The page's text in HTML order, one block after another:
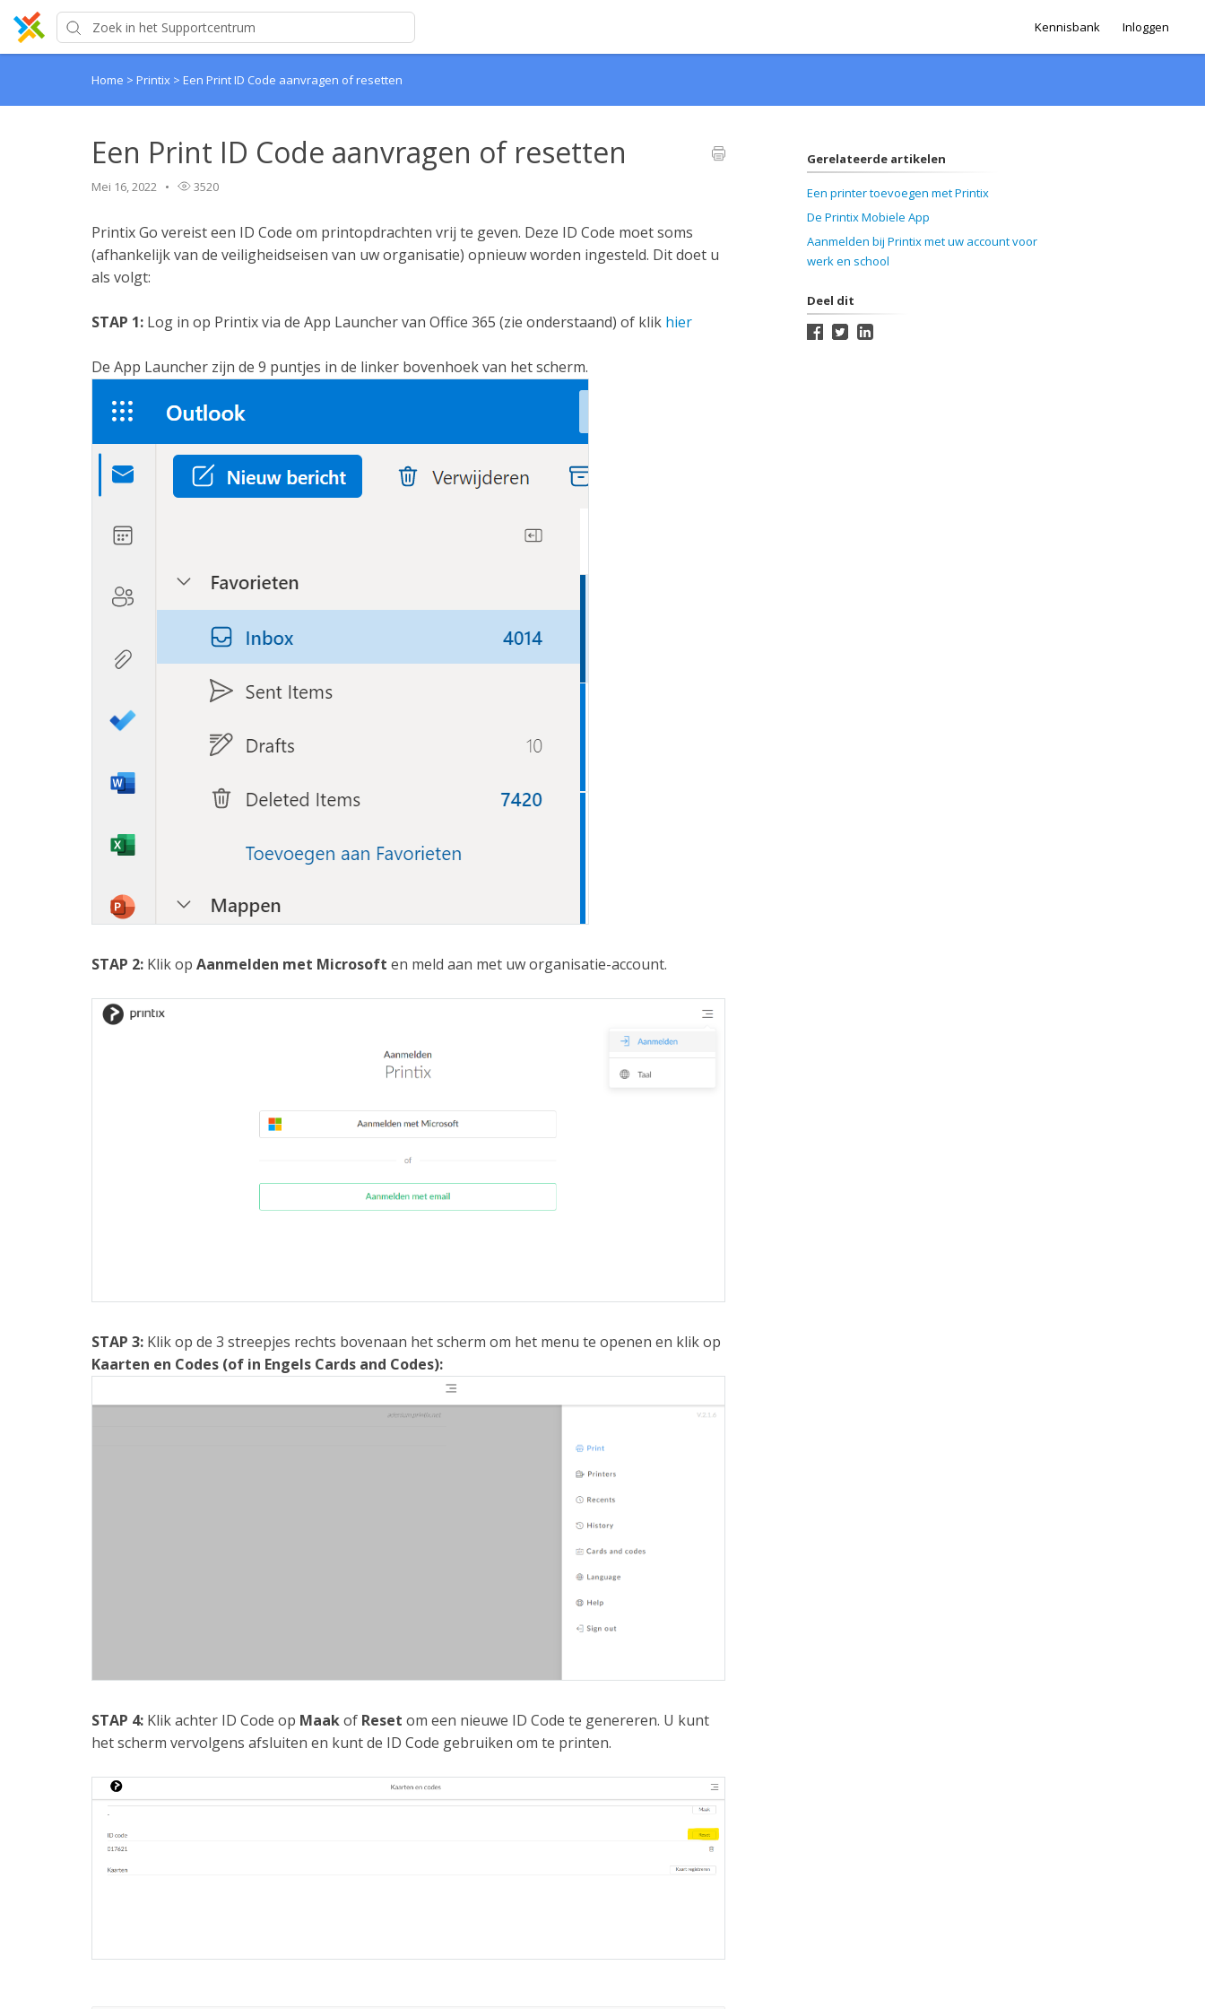
Kennisbank Inloggen
Home > Printix > Een Print ID Code aanvragen of resetten
Een Print ID Code aanvragen of resetten
Mei 16, 2022 3520
Printix Go vereist een ID Code om printopdrachten vrij te geven. Deze ID Code moet soms
(afhankelijk van de veiligheidseisen van uw organisatie) opnieuw worden ingesteld. Dit doet u
als volgt:
STAP 1: Log in op Printix via de App Launcher van Office 365 (zie onderstaand) of klik hier
De App Launcher zijn de 9 puntjes in de linker bovenhoek van het scherm.
STAP 2: Klik op Aanmelden met Microsoft en meld aan met uw organisatie-account.
STAP 3: Klik op de 3 streepjes rechts bovenaan het scherm om het menu te openen en klik op
Kaarten en Codes (of in Engels Cards and Codes):
STAP 4: Klik achter ID Code op Maakof Reset om een nieuwe ID Code te genereren. U kunt
het scherm vervolgens afsluiten en kunt de ID Code gebruiken om te printen.
Gerelateerde artikelen
Een printer toevoegen met Printix
De Printix Mobiele App
Aanmelden bij Printix met uw account voor
werk en school
Deel dit